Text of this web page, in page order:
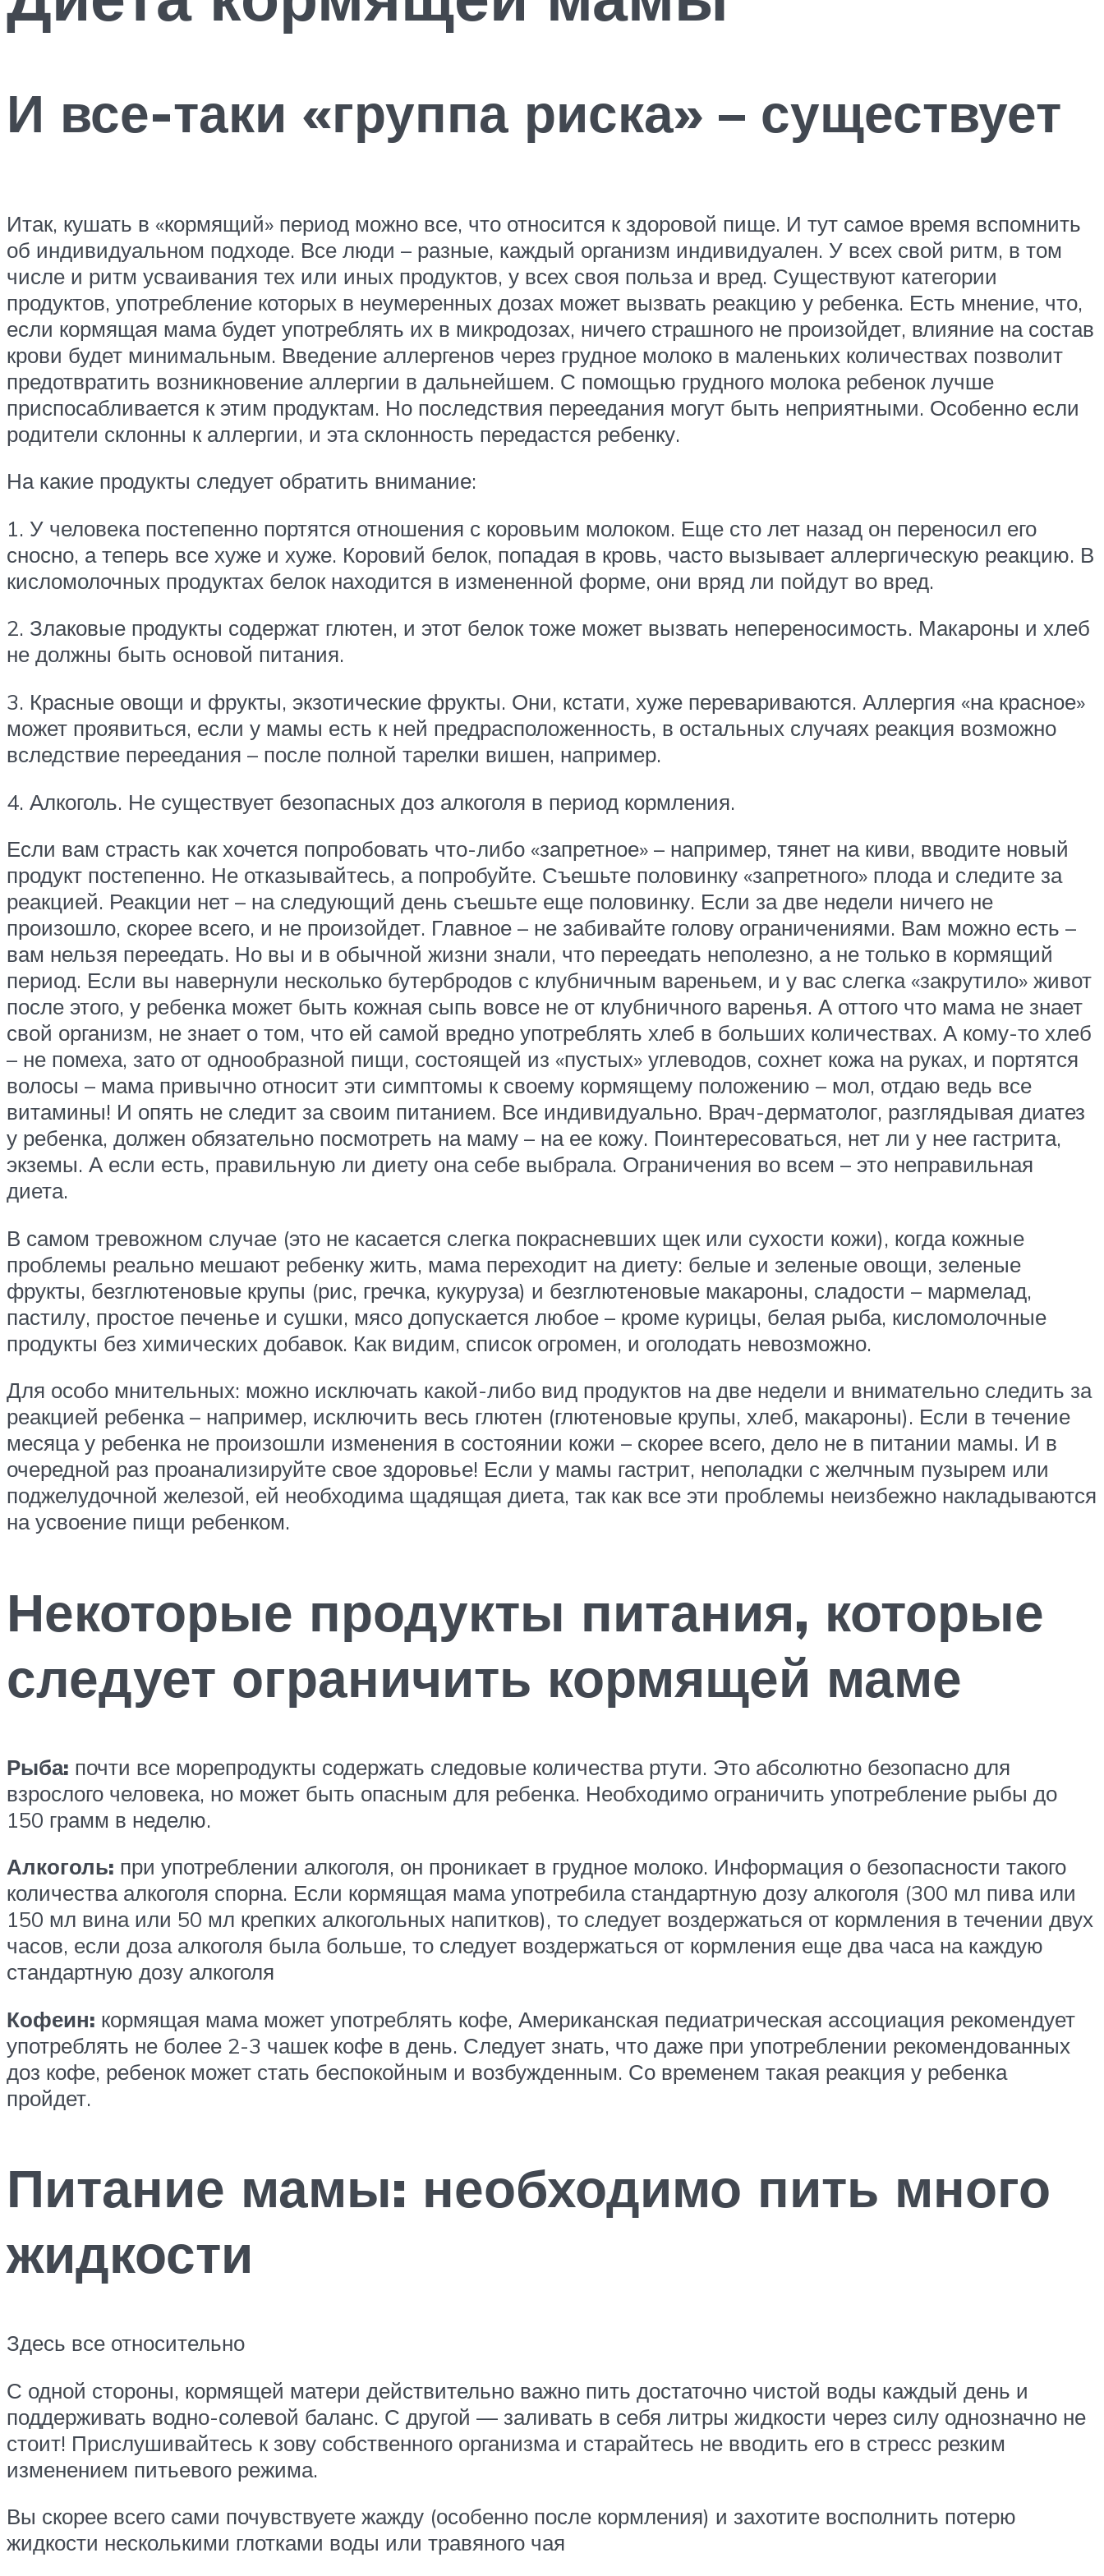
И все-таки «группа риска» – существует
Итак, кушать в «кормящий» период можно все, что относится к здоровой пище. И тут самое время вспомнить
об индивидуальном подходе. Все люди – разные, каждый организм индивидуален. У всех свой ритм, в том
числе и ритм усваивания тех или иных продуктов, у всех своя польза и вред. Существуют категории
продуктов, употребление которых в неумеренных дозах может вызвать реакцию у ребенка. Есть мнение, что,
если кормящая мама будет употреблять их в микродозах, ничего страшного не произойдет, влияние на состав
крови будет минимальным. Введение аллергенов через грудное молоко в маленьких количествах позволит
предотвратить возникновение аллергии в дальнейшем. С помощью грудного молока ребенок лучше
приспосабливается к этим продуктам. Но последствия переедания могут быть неприятными. Особенно если
родители склонны к аллергии, и эта склонность передастся ребенку.
На какие продукты следует обратить внимание:
1. У человека постепенно портятся отношения с коровьим молоком. Еще сто лет назад он переносил его
сносно, а теперь все хуже и хуже. Коровий белок, попадая в кровь, часто вызывает аллергическую реакцию. В
кисломолочных продуктах белок находится в измененной форме, они вряд ли пойдут во вред.
2. Злаковые продукты содержат глютен, и этот белок тоже может вызвать непереносимость. Макароны и хлеб
не должны быть основой питания.
3. Красные овощи и фрукты, экзотические фрукты. Они, кстати, хуже перевариваются. Аллергия «на красное»
может проявиться, если у мамы есть к ней предрасположенность, в остальных случаях реакция возможно
вследствие переедания – после полной тарелки вишен, например.
4. Алкоголь. Не существует безопасных доз алкоголя в период кормления.
Если вам страсть как хочется попробовать что-либо «запретное» – например, тянет на киви, вводите новый
продукт постепенно. Не отказывайтесь, а попробуйте. Съешьте половинку «запретного» плода и следите за
реакцией. Реакции нет – на следующий день съешьте еще половинку. Если за две недели ничего не
произошло, скорее всего, и не произойдет. Главное – не забивайте голову ограничениями. Вам можно есть –
вам нельзя переедать. Но вы и в обычной жизни знали, что переедать неполезно, а не только в кормящий
период. Если вы навернули несколько бутербродов с клубничным вареньем, и у вас слегка «закрутило» живот
после этого, у ребенка может быть кожная сыпь вовсе не от клубничного варенья. А оттого что мама не знает
свой организм, не знает о том, что ей самой вредно употреблять хлеб в больших количествах. А кому-то хлеб
– не помеха, зато от однообразной пищи, состоящей из «пустых» углеводов, сохнет кожа на руках, и портятся
волосы – мама привычно относит эти симптомы к своему кормящему положению – мол, отдаю ведь все
витамины! И опять не следит за своим питанием. Все индивидуально. Врач-дерматолог, разглядывая диатез
у ребенка, должен обязательно посмотреть на маму – на ее кожу. Поинтересоваться, нет ли у нее гастрита,
экземы. А если есть, правильную ли диету она себе выбрала. Ограничения во всем – это неправильная
диета.
В самом тревожном случае (это не касается слегка покрасневших щек или сухости кожи), когда кожные
проблемы реально мешают ребенку жить, мама переходит на диету: белые и зеленые овощи, зеленые
фрукты, безглютеновые крупы (рис, гречка, кукуруза) и безглютеновые макароны, сладости – мармелад,
пастилу, простое печенье и сушки, мясо допускается любое – кроме курицы, белая рыба, кисломолочные
продукты без химических добавок. Как видим, список огромен, и оголодать невозможно.
Для особо мнительных: можно исключать какой-либо вид продуктов на две недели и внимательно следить за
реакцией ребенка– например, исключить весь глютен (глютеновые крупы, хлеб, макароны). Если в течение
месяца у ребенка не произошли изменения в состоянии кожи – скорее всего, дело не в питании мамы. И в
очередной раз проанализируйте свое здоровье! Если у мамы гастрит, неполадки с желчным пузырем или
поджелудочной железой, ей необходима щадящая диета, так как все эти проблемы неизбежно накладываются
на усвоение пищи ребенком.
Некоторые продукты питания, которые
следует ограничить кормящей маме
Рыба: почти все морепродукты содержать следовые количества ртути. Это абсолютно безопасно для
взрослого человека, но может быть опасным для ребенка. Необходимо ограничить употребление рыбы до
150 грамм в неделю.
Алкоголь: при употреблении алкоголя, он проникает в грудное молоко. Информация о безопасности такого
количества алкоголя спорна. Если кормящая мама употребила стандартную дозу алкоголя (300 мл пива или
150 мл вина или 50 мл крепких алкогольных напитков), то следует воздержаться от кормления в течении двух
часов, если доза алкоголя была больше, то следует воздержаться от кормления еще два часа на каждую
стандартную дозу алкоголя
Кофеин: кормящая мама может употреблять кофе, Американская педиатрическая ассоциация рекомендует
употреблять не более 2-3 чашек кофе в день. Следует знать, что даже при употреблении рекомендованных
доз кофе, ребенок может стать беспокойным и возбужденным. Со временем такая реакция у ребенка
пройдет.
Питание мамы: необходимо пить много
жидкости
Здесь все относительно
С одной стороны, кормящей матери действительно важно пить достаточно чистой воды каждый день и
поддерживать водно-солевой баланс. С другой — заливать в себя литры жидкости через силу однозначно не
стоит! Прислушивайтесь к зову собственного организма и старайтесь не вводить его в стресс резким
изменением питьевого режима.
Вы скорее всего сами почувствуете жажду (особенно после кормления) и захотите восполнить потерю
жидкости несколькими глотками воды или травяного чая